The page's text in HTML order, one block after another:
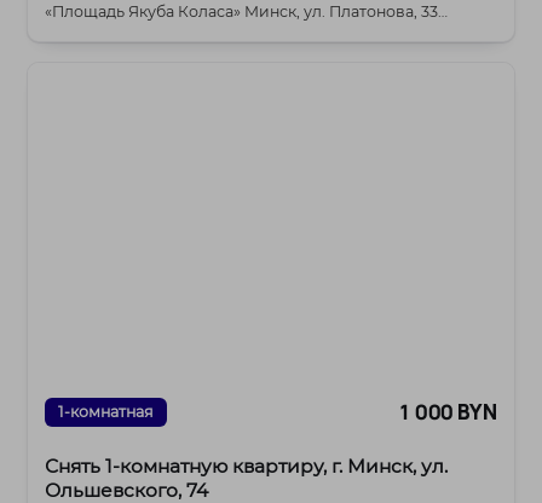
«Площадь Якуба Коласа» Минск, ул. Платонова, 33
1-комнатная 1 000 BYN
Снять 1-комнатную квартиру, г. Минск, ул.
Ольшевского, 74